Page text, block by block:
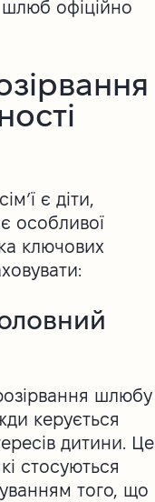
офіційно
є діти,
особливої
ключових
шлюбу
керується
дитини. Це
стосуються
того, що